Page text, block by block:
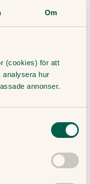
Om
(cookies) för att
analysera hur
annonser.
tvål och vatten
mjukgörande
kläder utan